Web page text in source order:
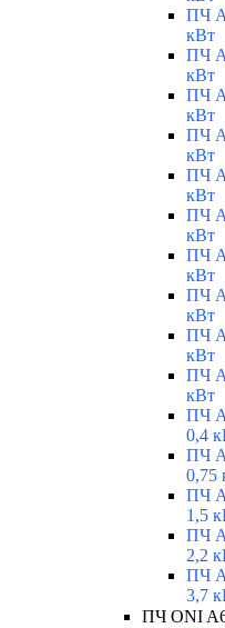
ПЧ
кВт
ПЧ
кВт
ПЧ
кВт
ПЧ
кВт
ПЧ
кВт
ПЧ
кВт
ПЧ
кВт
ПЧ
кВт
ПЧ
кВт
ПЧ
кВт
ПЧ
0,4
ПЧ
0,75
ПЧ
1,5
ПЧ
2,2
ПЧ
3,7
ПЧ ONI